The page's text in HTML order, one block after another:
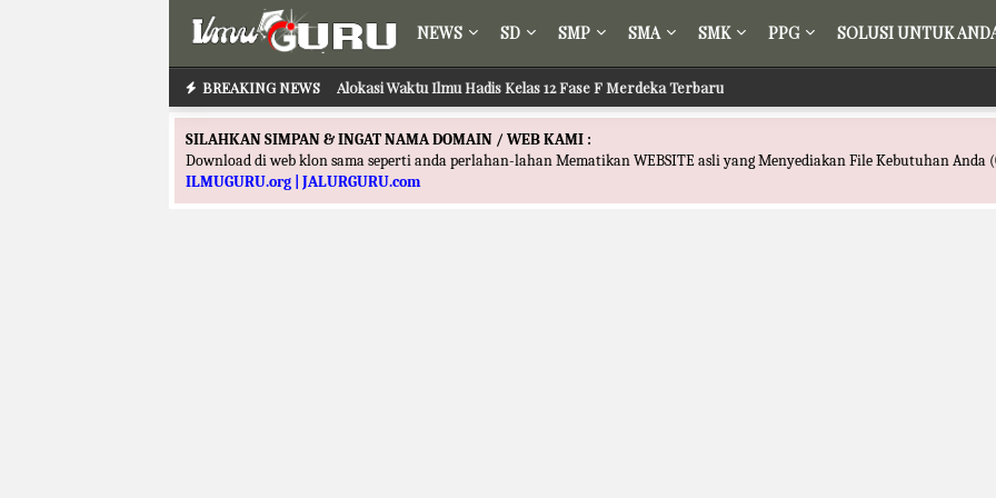
NEWS SD SMP SMA SMK PPG SOLUSI UNTUK
BREAKING NEWS Alokasi Waktu Ilmu Hadis Kelas 12 Fase F Merdeka Terbaru
SILAHKAN SIMPAN & INGAT NAMA DOMAIN / WEB KAMI :
Download di web klon sama seperti anda perlahan-lahan Mematikan WEBSITE asli yang Menyediakan File Kebutuhan Anda
ILMUGURU.org | JALURGURU.com